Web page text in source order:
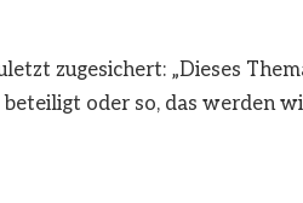
zugesichert: „Dieses
oder so, das werden